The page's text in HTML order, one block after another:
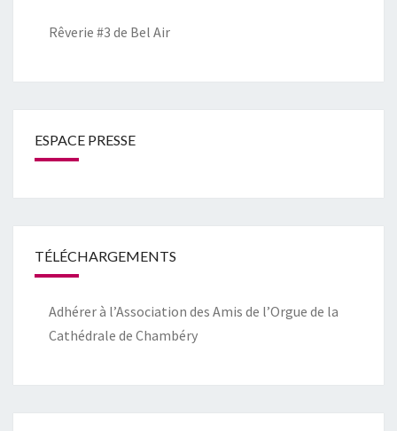
Rêverie #3 de Bel Air
ESPACE PRESSE
TÉLÉCHARGEMENTS
Adhérer à l’Association des Amis de l’Orgue de la
Cathédrale de Chambéry